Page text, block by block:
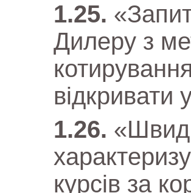
Дилеру з
відкривати
курсів за